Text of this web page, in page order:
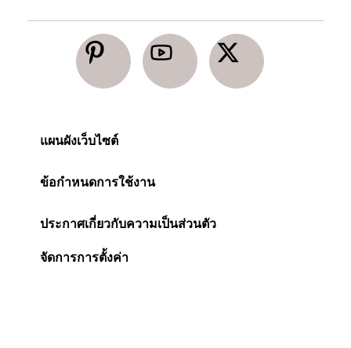
แผนผังเว็บไซต์
ข้อกำหนดการใช้งาน
ประกาศเกี่ยวกับความเป็นส่วนตัว
จัดการการตั้งค่า